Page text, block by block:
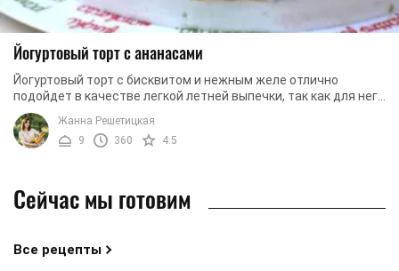
Йогуртовый торт с ананасами
Йогуртовый торт с бисквитом и нежным желе отлично
подойдет в качестве легкой летней выпечки, так как для него
не нужно готовить масляный крем или ...
Жанна Решетицкая
9
360 4.5
Сейчас мы готовим
Все рецепты